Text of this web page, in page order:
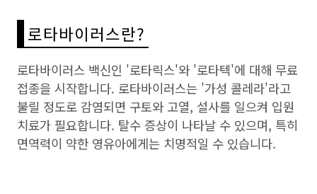
로타바이러스란?
로타바이러스 백신인 '로타릭스'와 '로타텍'에 대해 무료
접종을 시작합니다. 로타바이러스는 '가성 콜레라'라고
불릴 정도로 감염되면 구토와 고열, 설사를 일으켜 입원
치료가 필요합니다. 탈수 증상이 나타날 수 있으며, 특히
면역력이 약한 영유아에게는 치명적일 수 있습니다.